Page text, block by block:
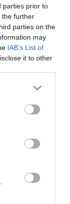
parties prior to
the further
parties on the
may
IAB’s List of
it to other
Newsκαι
και τον